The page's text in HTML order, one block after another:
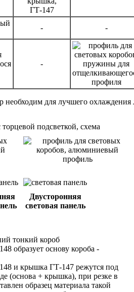
- -
-
необходим для лучшего
Двусторонняя
световая панель
тонкий короб
образует основу короба -
и крышка ГТ-147 режутся под
(основа + крышка), при резке в
образец материала такой